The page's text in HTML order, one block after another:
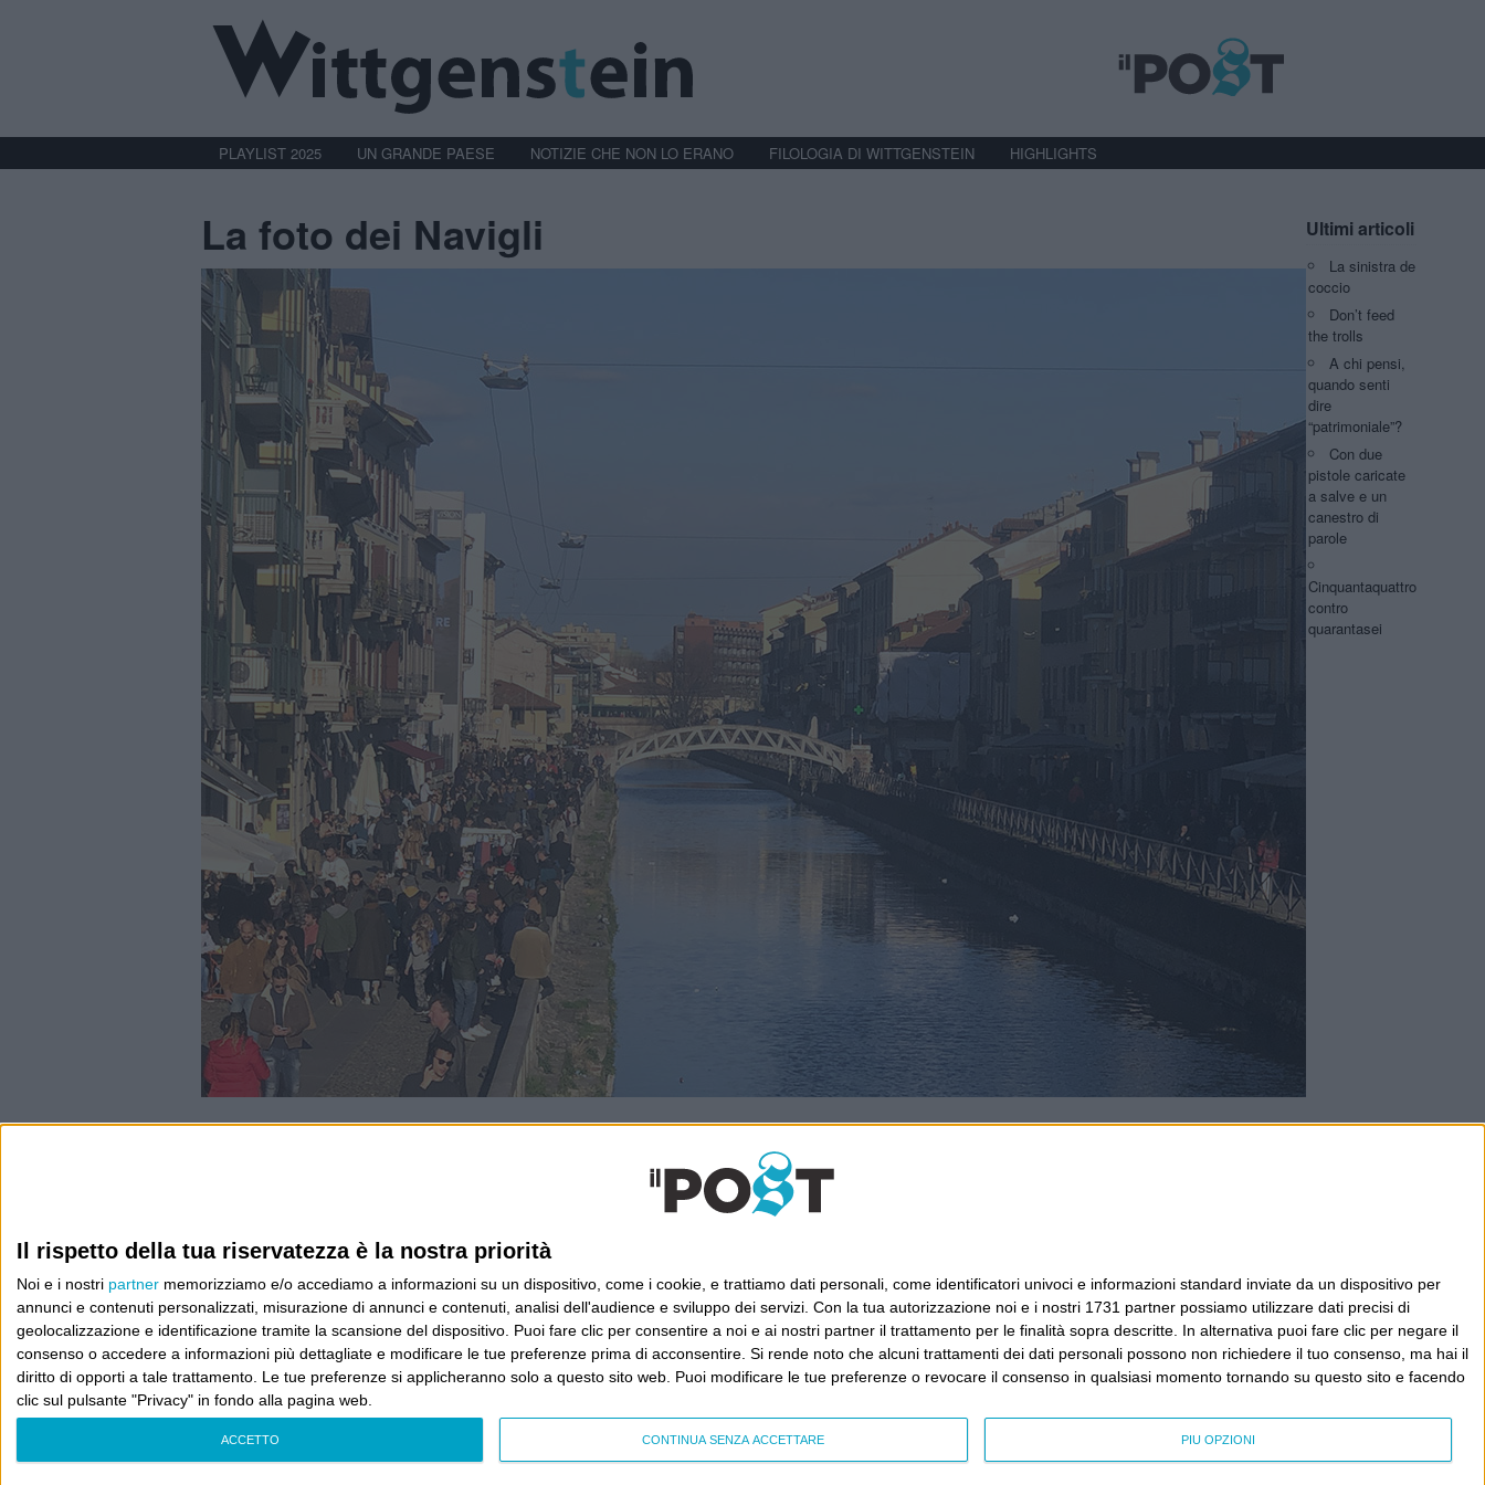
Il rispetto della tua riservatezza è la nostra priorità
Noi e i nostri partner memorizziamo e/o accediamo a informazioni su un dispositivo, come i cookie, e trattiamo dati personali, come identificatori univoci e informazioni standard inviate da un dispositivo per
annunci e contenuti personalizzati, misurazione di annunci e contenuti, analisi dell'audience e sviluppo dei servizi. Con la tua autorizzazione noi e i nostri 1731 partner possiamo utilizzare dati precisi di
geolocalizzazione e identificazione tramite la scansione del dispositivo. Puoi fare clic per consentire a noi e ai nostri partner il trattamento per le finalità sopra descritte. In alternativa puoi fare clic per negare il
consenso o accedere a informazioni più dettagliate e modificare le tue preferenze prima di acconsentire. Si rende noto che alcuni trattamenti dei dati personali possono non richiedere il tuo consenso, ma hai il
diritto di opporti a tale trattamento. Le tue preferenze si applicheranno solo a questo sito web. Puoi modificare le tue preferenze o revocare il consenso in qualsiasi momento tornando su questo sito e facendo
clic sul pulsante "Privacy" in fondo alla pagina web.
PIÙ OPZIONI
CONTINUA SENZA ACCETTARE
ACCETTO
PLAYLIST 2025 UN GRANDE PAESE NOTIZIE CHE NON LO ERANO FILOLOGIA DI WITTGENSTEIN HIGHLIGHTS
La foto dei Navigli Ultimi articoli
La sinistra de
coccio
Don’t feed
the trolls
A chi pensi,
quando senti
dire
“patrimoniale”?
Con due
pistole caricate
a salve e un
canestro di
parole
Cinquantaquattro
contro
quarantasei
Filologia di Wittgenstein
Cookie
Informativa sui cookie
Ultimi articoli
A chi pensi, quando senti dire “patrimoniale”?
Con due pistole caricate a salve e un canestro di
parole
Cinquantaquattro contro quarantasei
Wittgenstein © 2026 All Rights Reserved